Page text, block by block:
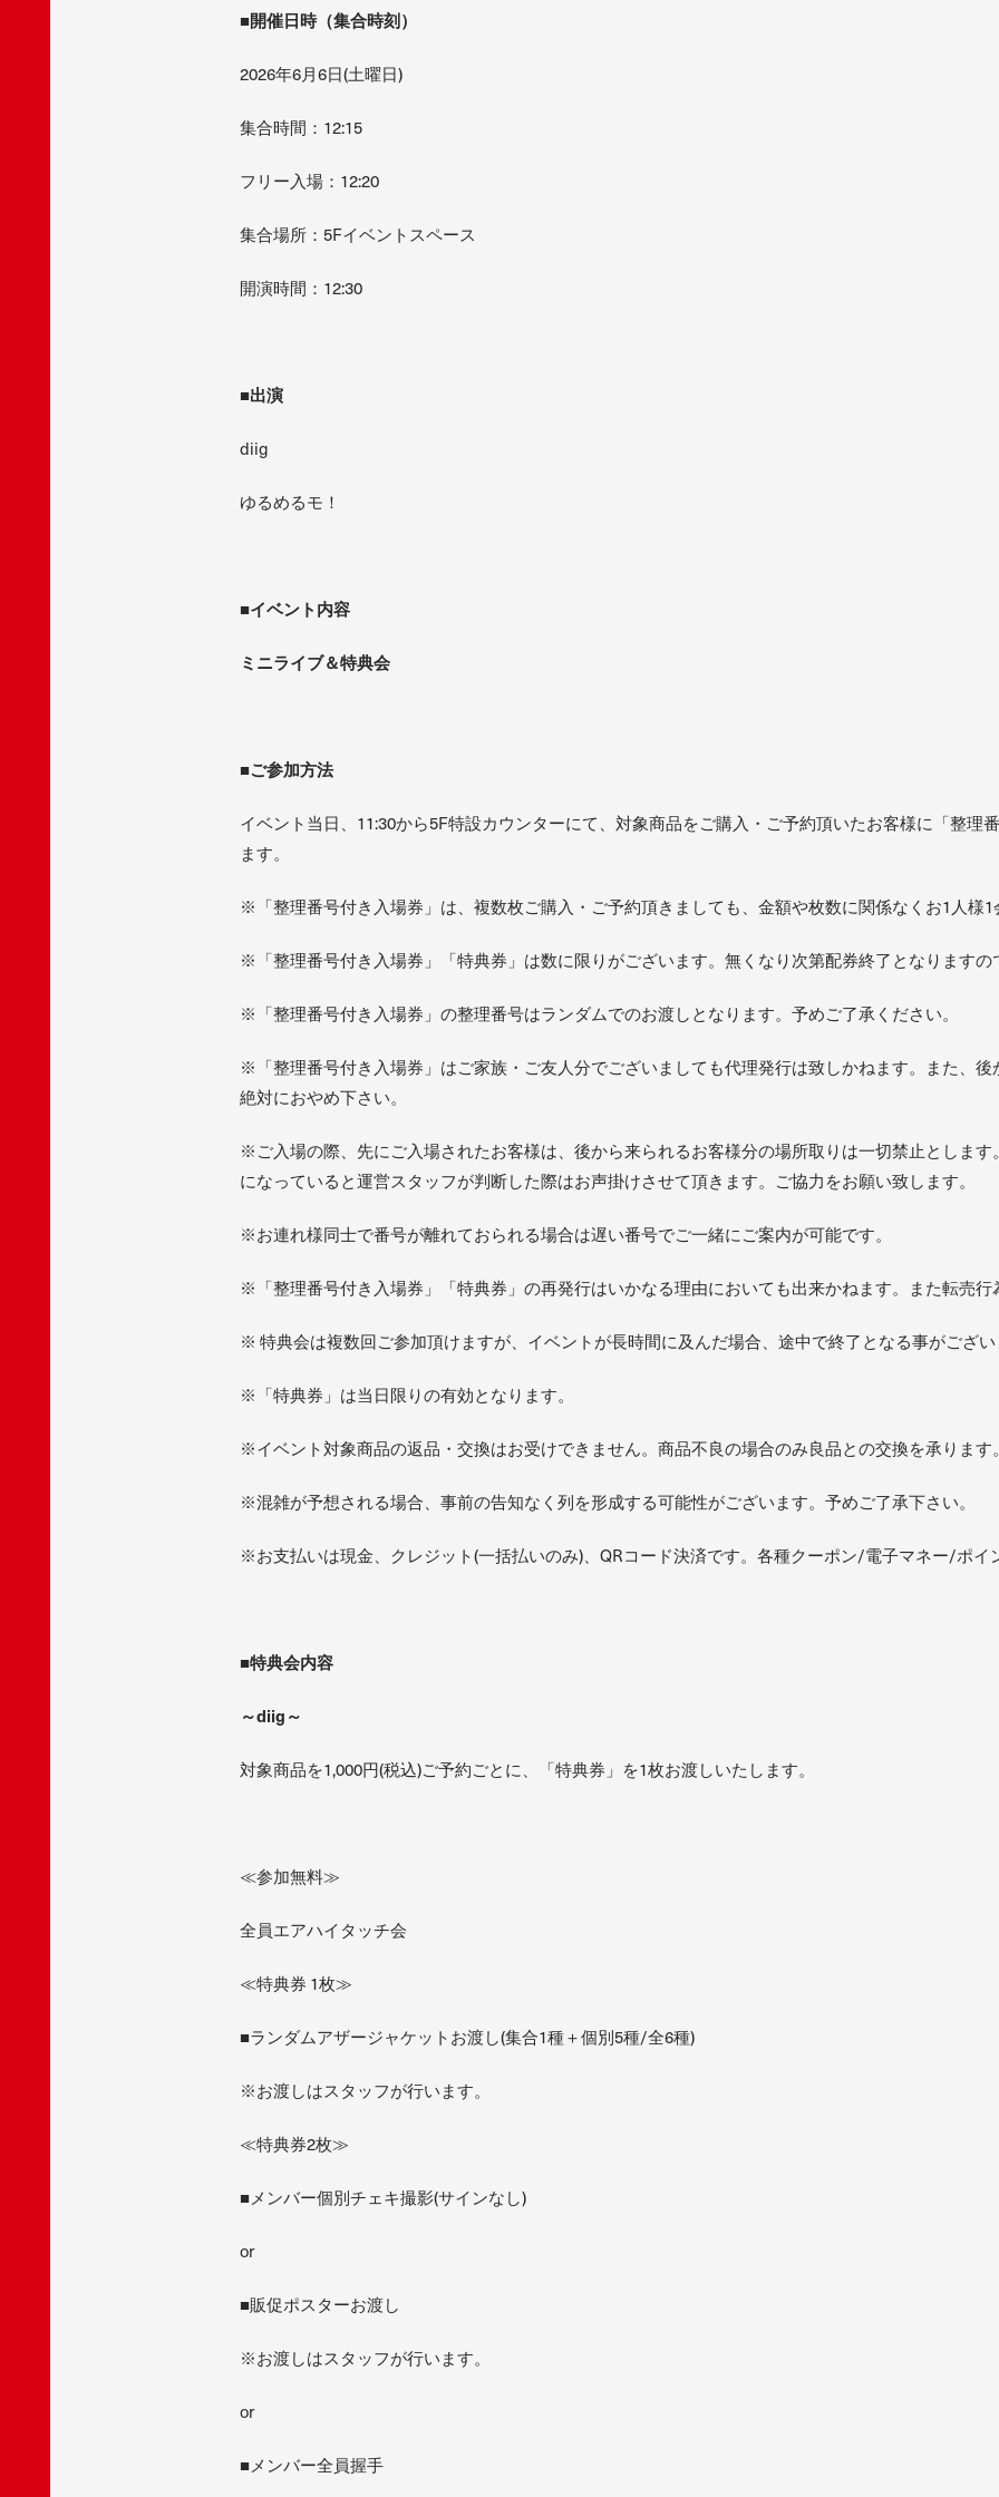
■開催日時（集合時刻）
2026年6月6日(土曜日)
集合時間：12:15
フリー入場：12:20
集合場所：5Fイベントスペース
開演時間：12:30
■出演
diig
ゆるめるモ！
■イベント内容
ミニライブ＆特典会
■ご参加方法
イベント当日、11:30から5F特設カウンターにて、対象商品をご購入・ご予約頂いたお客様に「整理
ます。
※「整理番号付き入場券」は、複数枚ご購入・ご予約頂きましても、金額や枚数に関係なくお1人様1
※「整理番号付き入場券」「特典券」は数に限りがございます。無くなり次第配券終了となりますの
※「整理番号付き入場券」の整理番号はランダムでのお渡しとなります。予めご了承ください。
※「整理番号付き入場券」はご家族・ご友人分でございましても代理発行は致しかねます。また、
絶対におやめ下さい。
※ご入場の際、先にご入場されたお客様は、後から来られるお客様分の場所取りは一切禁止としま
になっていると運営スタッフが判断した際はお声掛けさせて頂きます。ご協力をお願い致します。
※お連れ様同士で番号が離れておられる場合は遅い番号でご一緒にご案内が可能です。
※「整理番号付き入場券」「特典券」の再発行はいかなる理由においても出来かねます。また転売行
※ 特典会は複数回ご参加頂けますが、イベントが長時間に及んだ場合、途中で終了となる事がござい
※「特典券」は当日限りの有効となります。
※イベント対象商品の返品・交換はお受けできません。商品不良の場合のみ良品との交換を承ります。
※混雑が予想される場合、事前の告知なく列を形成する可能性がございます。予めご了承下さい。
※お支払いは現金、クレジット(一括払いのみ)、QRコード決済です。各種クーポン/電子マネー/ポイ
■特典会内容
～diig～
対象商品を1,000円(税込)ご予約ごとに、「特典券」を1枚お渡しいたします。
≪参加無料≫
全員エアハイタッチ会
≪特典券 1枚≫
■ランダムアザージャケットお渡し(集合1種＋個別5種/全6種)
※お渡しはスタッフが行います。
≪特典券2枚≫
■メンバー個別チェキ撮影(サインなし)
or
■販促ポスターお渡し
※お渡しはスタッフが行います。
or
■メンバー全員握手